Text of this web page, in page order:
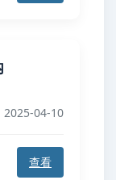
2025-04-10
查看